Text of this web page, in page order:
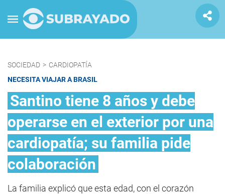
SOCIEDAD > CARDIOPATÍA
NECESITA VIAJAR A BRASIL
Santino tiene 8 años y debe
operarse en el exterior por una
cardiopatía; su familia pide
colaboración
La familia explicó que esta edad, con el corazón